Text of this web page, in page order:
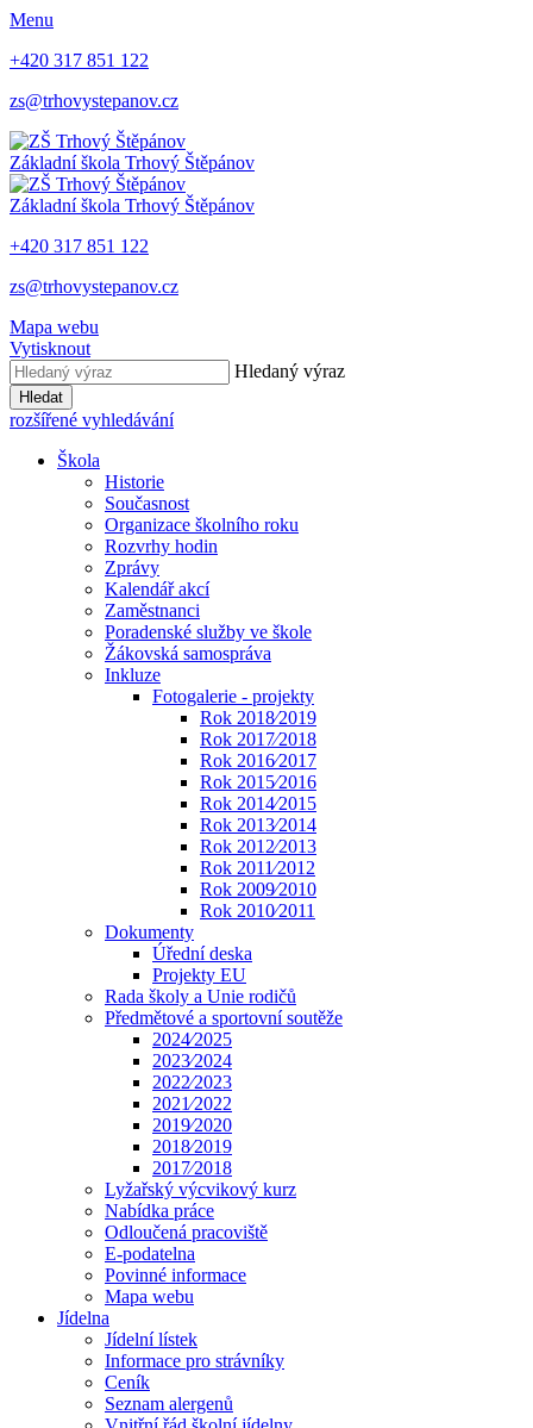
Menu
+420 317 851 122
zs@trhovystepanov.cz
Základní škola Trhový Štěpánov
Základní škola Trhový Štěpánov
+420 317 851 122
zs@trhovystepanov.cz
Mapa webu
Vytisknout
Hledaný výraz
Hledat
rozšířené vyhledávání
Škola
Historie
Současnost
Organizace školního roku
Rozvrhy hodin
Zprávy
Kalendář akcí
Zaměstnanci
Poradenské služby ve škole
Žákovská samospráva
Inkluze
Fotogalerie - projekty
Rok 2018⁄2019
Rok 2017⁄2018
Rok 2016⁄2017
Rok 2015⁄2016
Rok 2014⁄2015
Rok 2013⁄2014
Rok 2012⁄2013
Rok 2011⁄2012
Rok 2009⁄2010
Rok 2010⁄2011
Dokumenty
Úřední deska
Projekty EU
Rada školy a Unie rodičů
Předmětové a sportovní soutěže
2024⁄2025
2023⁄2024
2022⁄2023
2021⁄2022
2019⁄2020
2018⁄2019
2017⁄2018
Lyžařský výcvikový kurz
Nabídka práce
Odloučená pracoviště
E-podatelna
Povinné informace
Mapa webu
Jídelna
Jídelní lístek
Informace pro strávníky
Ceník
Seznam alergenů